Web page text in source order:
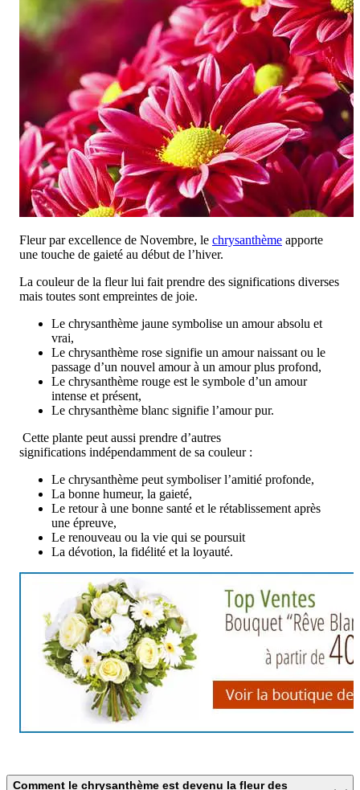
Fleur par excellence de Novembre, le chrysanthème apporte
une touche de gaieté au début de l’hiver.
La couleur de la fleur lui fait prendre des significations diverses
mais toutes sont empreintes de joie.
Le chrysanthème jaune symbolise un amour absolu et
vrai,
Le chrysanthème rose signifie un amour naissant ou le
passage d’un nouvel amour à un amour plus profond,
Le chrysanthème rouge est le symbole d’un amour
intense et présent,
Le chrysanthème blanc signifie l’amour pur.
Cette plante peut aussi prendre d’autres
significations indépendamment de sa couleur :
Le chrysanthème peut symboliser l’amitié profonde,
La bonne humeur, la gaieté,
Le retour à une bonne santé et le rétablissement après
une épreuve,
Le renouveau ou la vie qui se poursuit
La dévotion, la fidélité et la loyauté.
Comment le chrysanthème est devenu la fleur des